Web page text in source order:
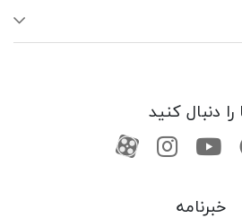
را دنبال کنید
یوتیوبکانال آپارات
کانال آپارات
خبرنامه